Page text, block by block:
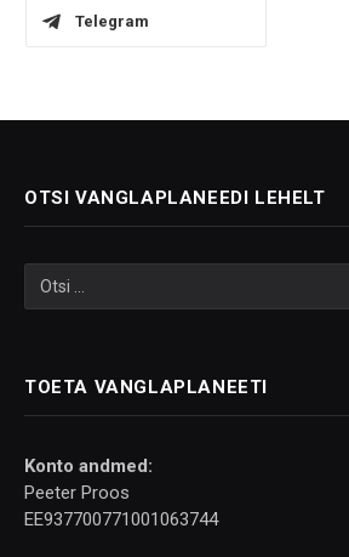
Telegram
OTSI VANGLAPLANEEDI LEHELT
TOETA VANGLAPLANEETI
Konto andmed:
Peeter Proos
EE937700771001063744